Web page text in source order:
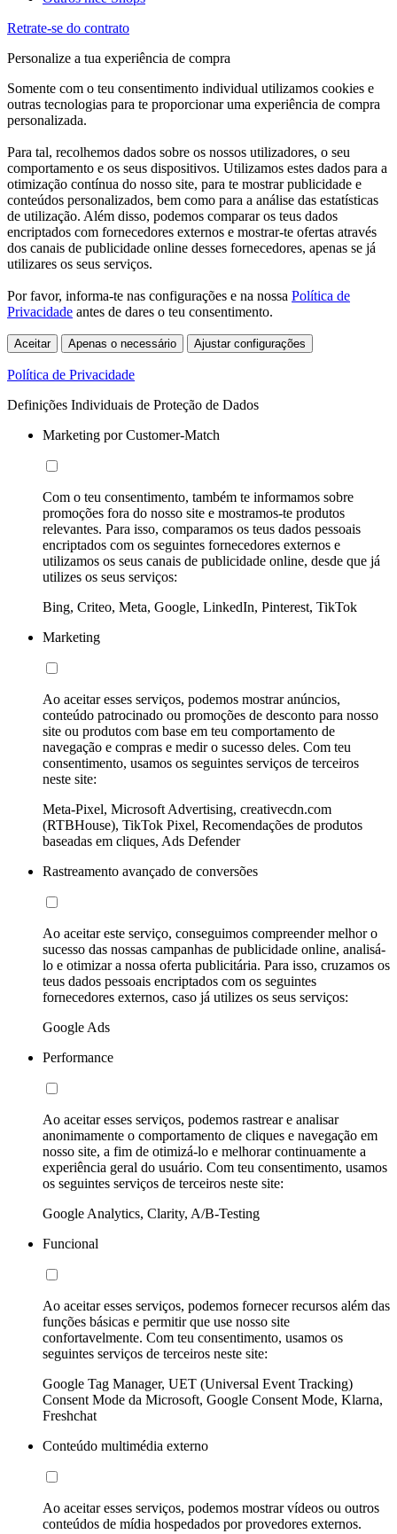
Retrate-se do contrato
Personalize a tua experiência de compra
Somente com o teu consentimento individual utilizamos cookies e
outras tecnologias para te proporcionar uma experiência de compra
personalizada.
Para tal, recolhemos dados sobre os nossos utilizadores, o seu
comportamento e os seus dispositivos. Utilizamos estes dados para a
otimização contínua do nosso site, para te mostrar publicidade e
conteúdos personalizados, bem como para a análise das estatísticas
de utilização. Além disso, podemos comparar os teus dados
encriptados com fornecedores externos e mostrar-te ofertas através
dos canais de publicidade online desses fornecedores, apenas se já
utilizares os seus serviços.
Por favor, informa-te nas configurações e na nossa Política de
Privacidade antes de dares o teu consentimento.
Aceitar Apenas o necessário Ajustar configurações
Política de Privacidade
Definições Individuais de Proteção de Dados
Marketing por Customer-Match
Com o teu consentimento, também te informamos sobre
promoções fora do nosso site e mostramos-te produtos
relevantes. Para isso, comparamos os teus dados pessoais
encriptados com os seguintes fornecedores externos e
utilizamos os seus canais de publicidade online, desde que já
utilizes os seus serviços:
Bing, Criteo, Meta, Google, LinkedIn, Pinterest, TikTok
Marketing
Ao aceitar esses serviços, podemos mostrar anúncios,
conteúdo patrocinado ou promoções de desconto para nosso
site ou produtos com base em teu comportamento de
navegação e compras e medir o sucesso deles. Com teu
consentimento, usamos os seguintes serviços de terceiros
neste site:
Meta-Pixel, Microsoft Advertising, creativecdn.com
(RTBHouse), TikTok Pixel, Recomendações de produtos
baseadas em cliques, Ads Defender
Rastreamento avançado de conversões
Ao aceitar este serviço, conseguimos compreender melhor o
sucesso das nossas campanhas de publicidade online, analisá-
lo e otimizar a nossa oferta publicitária. Para isso, cruzamos os
teus dados pessoais encriptados com os seguintes
fornecedores externos, caso já utilizes os seus serviços:
Google Ads
Performance
Ao aceitar esses serviços, podemos rastrear e analisar
anonimamente o comportamento de cliques e navegação em
nosso site, a fim de otimizá-lo e melhorar continuamente a
experiência geral do usuário. Com teu consentimento, usamos
os seguintes serviços de terceiros neste site:
Google Analytics, Clarity, A/B-Testing
Funcional
Ao aceitar esses serviços, podemos fornecer recursos além das
funções básicas e permitir que use nosso site
confortavelmente. Com teu consentimento, usamos os
seguintes serviços de terceiros neste site:
Google Tag Manager, UET (Universal Event Tracking)
Consent Mode da Microsoft, Google Consent Mode, Klarna,
Freshchat
Conteúdo multimédia externo
Ao aceitar esses serviços, podemos mostrar vídeos ou outros
conteúdos de mídia hospedados por provedores externos.